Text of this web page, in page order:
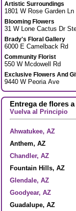
Artistic Surroundings
1801 W Rose Garden
Blooming Flowers
31 W Lone Cactus Dr
Brady's Floral Gallery
6000 E Camelback Rd
Community Florist
550 W Mcdowell Rd
Exclusive Flowers And
9440 W Peoria Ave
Entrega de flores
Vuelva al Principio
Ahwatukee, AZ
Anthem, AZ
Chandler, AZ
Fountain Hills, AZ
Glendale, AZ
Goodyear, AZ
Guadalupe, AZ